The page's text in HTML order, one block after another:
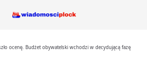
ocenę. Budżet obywatelski wchodzi w decydującą fazę